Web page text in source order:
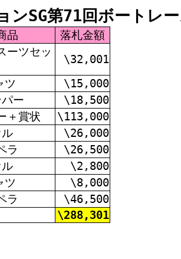
ンSG第71回ボートレ
品
落札金額
ーツセッ
\32,001
ツ
\15,000
ー
\18,500
＋賞状
\113,000
\26,000
ラ
\26,500
\2,800
ツ
\8,000
ラ
\46,500
\288,301